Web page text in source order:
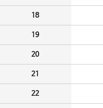
18
19
20
21
22